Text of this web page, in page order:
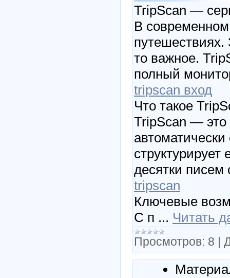
TripScan —
В
то важное.
полный
tripscan вход
Что такое
TripScan — это
десятки
tripscan
Ключевые
С п ... Читать
Просмотров: 8 |